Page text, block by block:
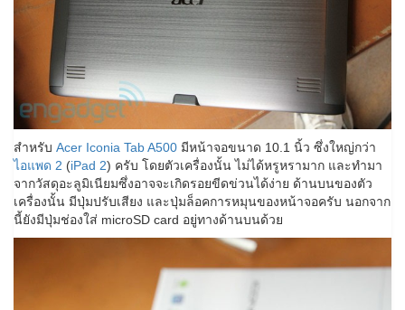
สำหรับ Acer Iconia Tab A500 มีหน้าจอขนาด 10.1 นิ้ว ซึ่งใหญ่กว่า
ไอแพด 2 (iPad 2) ครับ โดยตัวเครื่องนั้น ไม่ได้หรูหรามาก และทำมา
จากวัสดุอะลูมิเนียมซึ่งอาจจะเกิดรอยขีดข่วนได้ง่าย ด้านบนของตัว
เครื่องนั้น มีปุ่มปรับเสียง และปุ่มล็อคการหมุนของหน้าจอครับ นอกจาก
นี้ยังมีปุ่มช่องใส่ microSD card อยู่ทางด้านบนด้วย